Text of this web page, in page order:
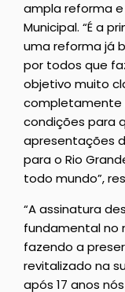
ampla reforma
Municipal. “É a
uma reforma já
por todos que
objetivo muito
completamente
condições para
apresentações
para o Rio
todo mundo”,
“A assinatura
fundamental no
fazendo a
revitalizado na
após 17 anos